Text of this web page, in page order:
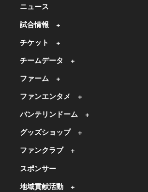
ニュース
試合情報
チケット
チームデータ
ファーム
ファンエンタメ
バンテリンドーム
グッズショップ
ファンクラブ
スポンサー
地域貢献活動